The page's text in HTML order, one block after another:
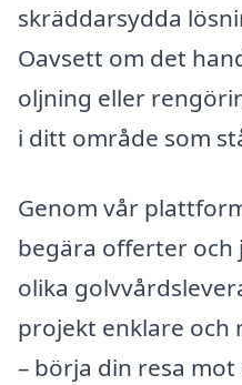
skräddarsydda
Oavsett om det
oljning eller
i ditt område som
Genom vår
begära offerter
olika
projekt enklare och
– börja din resa